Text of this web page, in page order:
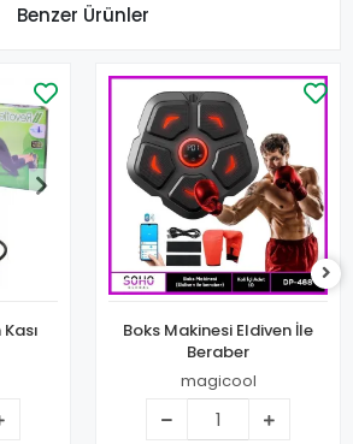
Benzer Ürünler
Boks Makinesi Eldiven İle
Beraber
magicool